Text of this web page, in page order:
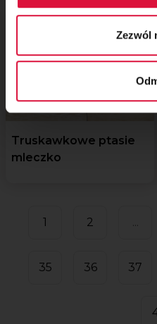
Zezwól
Truskawkowe ptasie
mleczko
1 2
35 36 37